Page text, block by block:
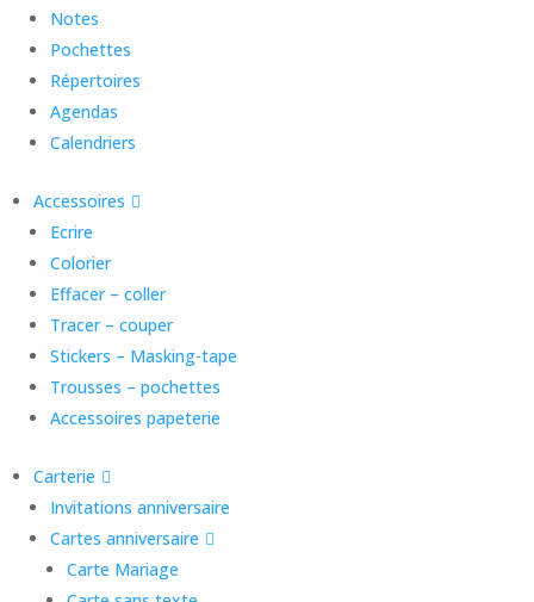
Notes
Pochettes
Répertoires
Agendas
Calendriers
Accessoires
Ecrire
Colorier
Effacer – coller
Tracer – couper
Stickers – Masking-tape
Trousses – pochettes
Accessoires papeterie
Carterie
Invitations anniversaire
Cartes anniversaire
Carte Mariage